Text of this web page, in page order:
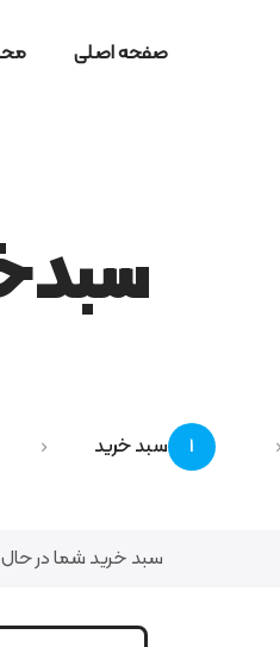
صفحه اصلی
1 سبد خرید
سبد خرید شما در